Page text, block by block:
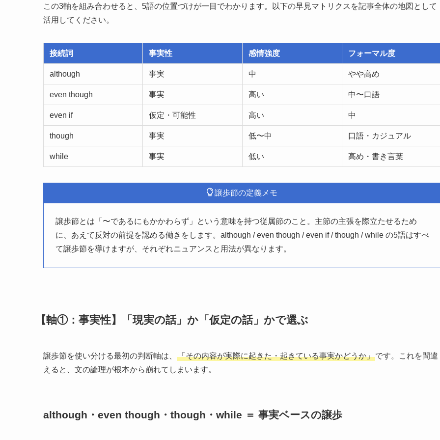
この3軸を組み合わせると、5語の位置づけが一目でわかります。以下の早見マトリクスを記事全体の地図として
活用してください。
接続詞 事実性 感情強度 フォーマル度
although 事実 中 やや高め
even though 事実 高い 中〜口語
even if 仮定・可能性 高い 中
though 事実 低〜中 口語・カジュアル
while 事実 低い 高め・書き言葉
譲歩節の定義メモ
譲歩節とは「〜であるにもかかわらず」という意味を持つ従属節のこと。主節の主張を際立たせるため
に、あえて反対の前提を認める働きをします。although / even though / even if / though / while の5語はすべ
て譲歩節を導けますが、それぞれニュアンスと用法が異なります。
【軸①：事実性】「現実の話」か「仮定の話」かで選ぶ
譲歩節を使い分ける最初の判断軸は、 「その内容が実際に起きた・起きている事実かどうか」です。これを間違
えると、文の論理が根本から崩れてしまいます。
although・even though・though・while ＝ 事実ベースの譲歩